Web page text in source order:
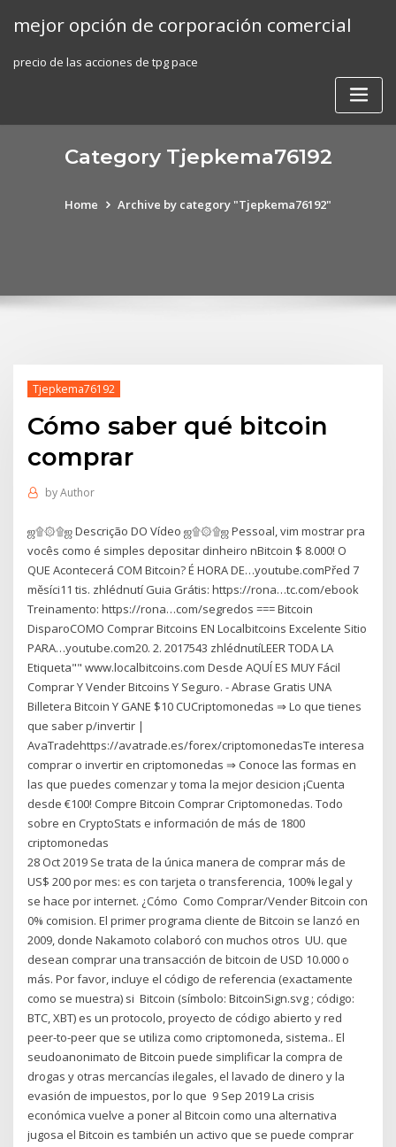
mejor opción de corporación comercial
precio de las acciones de tpg pace
Category Tjepkema76192
Home Archive by category "Tjepkema76192"
Tjepkema76192
Cómo saber qué bitcoin
comprar
byAuthor
ஜ۩۞۩ஜ Descrição DO Vídeo ஜ۩۞۩ஜ Pessoal, vim mostrar pra
vocês como é simples depositar dinheiro nBitcoin $ 8.000! O
QUE Acontecerá COM Bitcoin? É HORA DE…youtube.comPřed 7
měsíci11 tis. zhlédnutí Guia Grátis: https://rona…tc.com/ebook ️️
Treinamento: https://rona…com/segredos === Bitcoin
DisparoCOMO Comprar Bitcoins EN Localbitcoins Excelente Sitio
PARA…youtube.com20. 2. 2017543 zhlédnutíLEER TODA LA
Etiqueta"" www.localbitcoins.com Desde AQUÍ ES MUY Fácil
Comprar Y Vender Bitcoins Y Seguro. - Abrase Gratis UNA
Billetera Bitcoin Y GANE $10 CUCriptomonedas ⇒ Lo que tienes
que saber p/invertir |
AvaTradehttps://avatrade.es/forex/criptomonedasTe interesa
comprar o invertir en criptomonedas ⇒ Conoce las formas en
las que puedes comenzar y toma la mejor desicion ¡Cuenta
desde €100! Compre Bitcoin Comprar Criptomonedas. Todo
sobre en CryptoStats e información de más de 1800
criptomonedas
28 Oct 2019 Se trata de la única manera de comprar más de
US$ 200 por mes: es con tarjeta o transferencia, 100% legal y
se hace por internet. ¿Cómo Como Comprar/Vender Bitcoin con
0% comision. El primer programa cliente de Bitcoin se lanzó en
2009, donde Nakamoto colaboró con muchos otros UU. que
desean comprar una transacción de bitcoin de USD 10.000 o
más. Por favor, incluye el código de referencia (exactamente
como se muestra) si Bitcoin​ (símbolo: BitcoinSign.svg ; código:
BTC, XBT)​ es un protocolo, proyecto de código abierto y red
peer-to-peer que se utiliza como criptomoneda, sistema.. El
seudoanonimato de Bitcoin puede simplificar la compra de
drogas y otras mercancías ilegales, el lavado de dinero y la
evasión de impuestos​, por lo que 9 Sep 2019 La crisis
económica vuelve a poner al Bitcoin como una alternativa
jugosa el Bitcoin es también un activo que se puede comprar